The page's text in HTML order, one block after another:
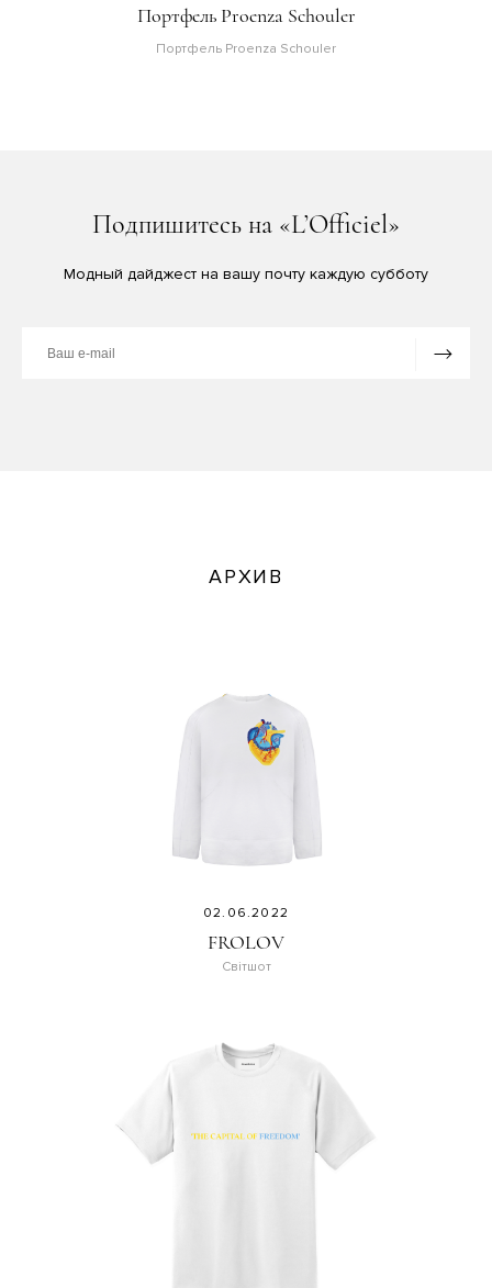
Портфель Proenza Schouler
Портфель Proenza Schouler
Подпишитесь на «L’Officiel»
Модный дайджест на вашу почту каждую субботу
АРХИВ
02.06.2022
FROLOV
Світшот